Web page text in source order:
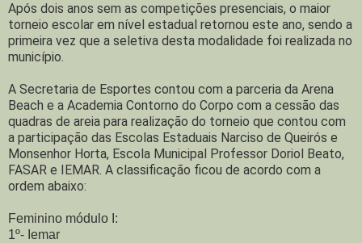
Após dois anos sem as competições presenciais, o maior
torneio escolar em nível estadual retornou este ano, sendo a
primeira vez que a seletiva desta modalidade foi realizada no
município.
A Secretaria de Esportes contou com a parceria da Arena
Beach e a Academia Contorno do Corpo com a cessão das
quadras de areia para realização do torneio que contou com
a participação das Escolas Estaduais Narciso de Queirós e
Monsenhor Horta, Escola Municipal Professor Doriol Beato,
FASAR e IEMAR. A classificação ficou de acordo com a
ordem abaixo:
Feminino módulo I:
1º- Iemar